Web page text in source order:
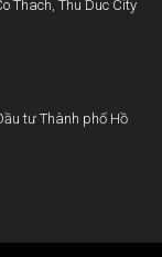
Thach, Thu Duc City
tư Thành phố Hồ